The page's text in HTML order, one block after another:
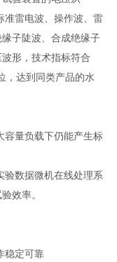
准雷电波、操作波、雷
子陡波、合成绝缘子
形，技术指标符合
，达到同类产品的水
量负载下仍能产生标
数据微机在线处理系
效率。
稳定可靠